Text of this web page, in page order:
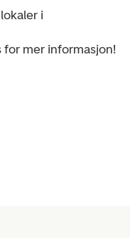
i
for mer informasjon!